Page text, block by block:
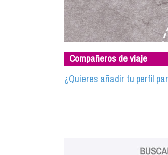
Compañeros de viaje
¿Quieres añadir tu perfil